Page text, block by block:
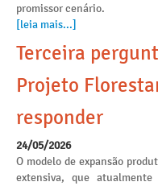
promissor cenário.
[leia mais...]
Terceira
Projeto
responder
24/05/2026
O modelo de expansão
extensiva, que